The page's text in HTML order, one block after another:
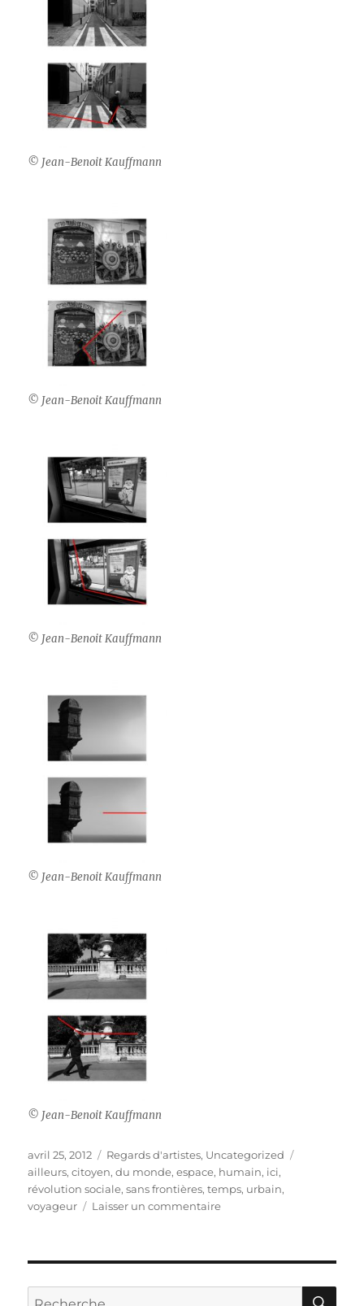
© Jean-Benoit Kauffmann
© Jean-Benoit Kauffmann
© Jean-Benoit Kauffmann
© Jean-Benoit Kauffmann
© Jean-Benoit Kauffmann
Publié
le
avril 25, 2012 Catégories
Regards d'artistes, Uncategorized
ailleurs,citoyen,du monde,espace, humain, ici,
révolution sociale,sans frontières,temps, urbain,
voyageur
Laisser un commentairesur
Recherche